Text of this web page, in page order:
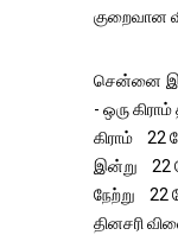
குறைவான
சென்னை
- ஒரு
கிராம் 22
இன்று 22
நேற்று 22
தினசரி